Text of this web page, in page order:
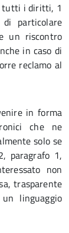
tutti i diritti, 1
particolare
un riscontro
in caso di
reclamo al
in forma
che ne
solo se
paragrafo 1,
non
trasparente
linguaggio